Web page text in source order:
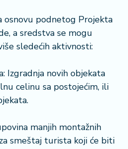
osnovu podnetog Projekta
a sredstva se mogu
sledećih aktivnosti:
Izgradnja novih objekata
celinu sa postojećim, ili
manjih montažnih
smeštaj turista koji će biti